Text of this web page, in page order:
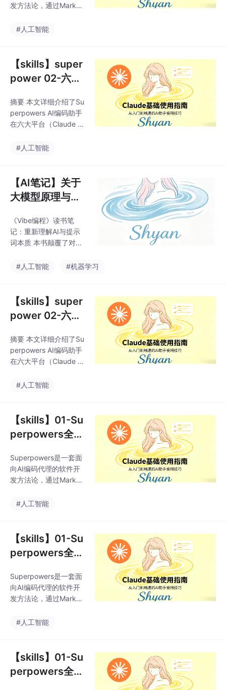
发方法论，通过Markdo
范AI编码行为。它解决
试和上下文污染。核心
通过四条原则（测试驱
动开发、系统化调试、
离）和强制性的三段式
工作流（设计→计划→
实现），将AI代理从被
范化的工程伙伴。该方
#人工智能
【skills】super
power 02-六平
aude Code到G
emini CLI
摘要 本文详细介绍了Su
perpowers AI编码助手
在六大平台（Claude C
ode、Codex、Gemini
主要内容包括： 各平台
安装命令对比，提供官
方市场和社区市场两种
节：元技能通过不同平
台的hook机制注入，如
SessionStart、messag
#人工智能
【AI笔记】关于
大模型原理与提
念
《Vibe编程》读书笔
记：重新理解AI与提示
词本质 本书颠覆了对AI
模型本质是序列预测工
语义；2）注意力机制是
AI实现"智能"的关键，
通过Query/Key/Value
联。基于此，提示词应
视为概率空间的导航工
具而非简单提问，核心
约束替代模糊描述、采
提供F
#人工智能 #机器学习
【skills】super
power 02-六平
aude Code到G
emini CLI
摘要 本文详细介绍了Su
perpowers AI编码助手
在六大平台（Claude C
ode、Codex、Gemini
主要内容包括： 各平台
安装命令对比，提供官
方市场和社区市场两种
节：元技能通过不同平
台的hook机制注入，如
SessionStart、messag
#人工智能
【skills】01-Su
perpowers全
也讲工程纪律
Superpowers是一套面
向AI编码代理的软件开
发方法论，通过Markdo
范AI编码行为。它解决
试和上下文污染。核心
通过四条原则（测试驱
动开发、系统化调试、
离）和强制性的三段式
工作流（设计→计划→
实现），将AI代理从被
范化的工程伙伴。该方
#人工智能
【skills】01-Su
perpowers全
也讲工程纪律
Superpowers是一套面
向AI编码代理的软件开
发方法论，通过Markdo
范AI编码行为。它解决
试和上下文污染。核心
通过四条原则（测试驱
动开发、系统化调试、
#人工智能
【skills】01-Su
perpowers全